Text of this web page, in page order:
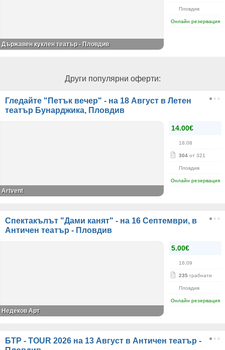
Пловдив
Онлайн резервация
Държавен куклен театър - Пловдив
Други популярни оферти:
Гледайте "Петък вечер" - на 18 Август в Летен
театър Бунарджика, Пловдив
14.00€
18.08
304 от 321
Пловдив
Онлайн резервация
Аrtvent
Спектакълът "Дами канят" - на 16 Септември, в
Античен театър - Пловдив
5.00€
16.09
235 грабнати
Пловдив
Онлайн резервация
Недеков Арт
БТР - TOUR 2026 на 13 Август в Античен театър -